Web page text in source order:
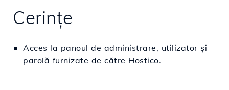
Cerințe
Acces la panoul de administrare, utilizator și
parolă furnizate de către Hostico.